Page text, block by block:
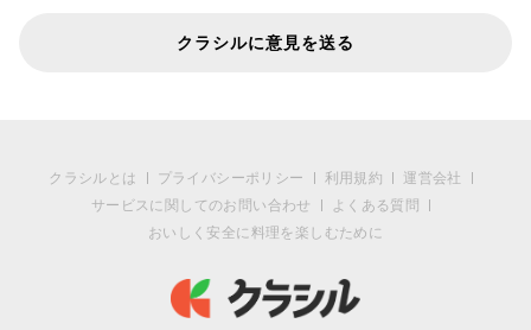
クラシルに意見を送る
クラシルとは プライバシーポリシー 利用規約
運営会社
サービスに関してのお問い合わせ
よくある質問
おいしく安全に料理を楽しむために